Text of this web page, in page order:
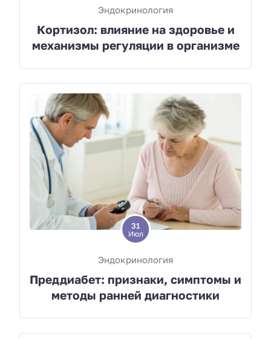
Эндокринология
Кортизол: влияние на здоровье и
механизмы регуляции в организме
31
Июл
Эндокринология
Преддиабет: признаки, симптомы и
методы ранней диагностики